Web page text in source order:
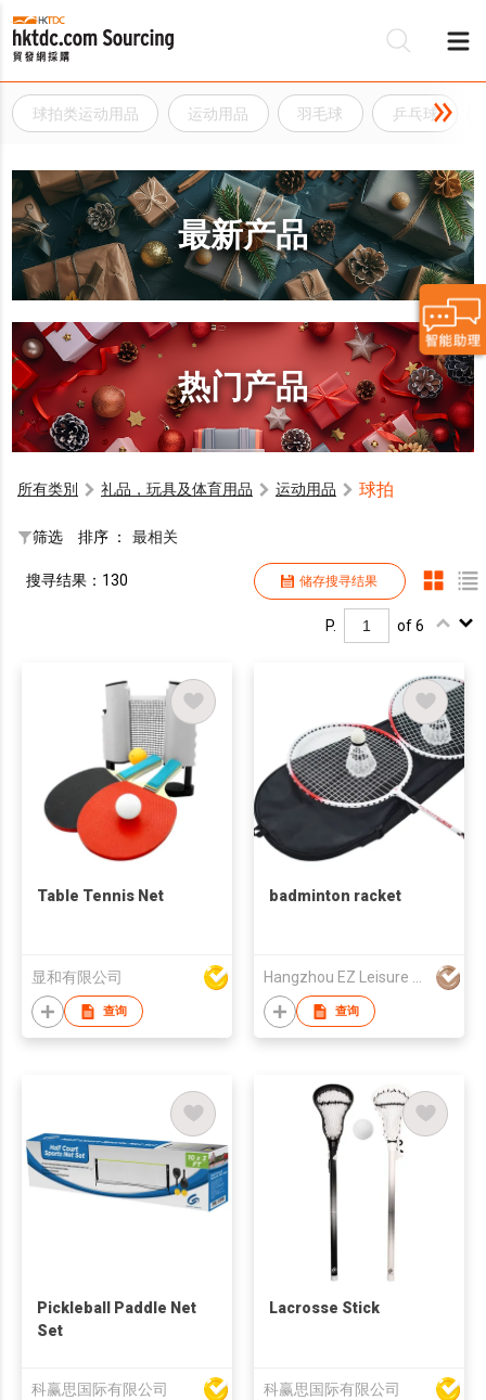
球拍类运动用品 运动用品 羽毛球 乒乓球
最新产品
热门产品
所有类別 礼品，玩具及体育用品 运动用品 球拍
筛选 排序 ： 最相关
储存搜寻结果
搜寻结果：130
P. of 6
Table Tennis Net
显和有限公司
查询
badminton racket
查询
Pickleball Paddle Net
Set
科赢思国际有限公司
Lacrosse Stick
科赢思国际有限公司